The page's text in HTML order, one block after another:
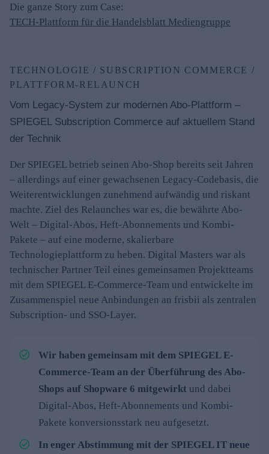
Die ganze Story zum Case:
TECH-Plattform für die Handelsblatt Mediengruppe
TECHNOLOGIE / SUBSCRIPTION COMMERCE /
PLATTFORM-RELAUNCH
Vom Legacy-System zur modernen Abo-Plattform –
SPIEGEL Subscription Commerce auf aktuellem Stand
der Technik
Der SPIEGEL betrieb seinen Abo-Shop bereits seit Jahren
– allerdings auf einer gewachsenen Legacy-Codebasis, die
Weiterentwicklungen zunehmend aufwändig und riskant
machte. Ziel des Relaunches war es, die bewährte Abo-
Welt – Digital-Abos, Heft-Abonnements und Kombi-
Pakete – auf eine moderne, skalierbare
Technologieplattform zu heben. Digital Masters war als
technischer Partner Teil eines gemeinsamen Projektteams
mit dem SPIEGEL E-Commerce-Team und entwickelte im
Zusammenspiel neue Anbindungen an frisbii als zentralen
Subscription- und SSO-Layer.
Wir haben gemeinsam mit dem SPIEGEL E-
Commerce-Team an der Überführung des Abo-
Shops auf Shopware 6 mitgewirkt und dabei
Digital-Abos, Heft-Abonnements und Kombi-
Pakete konversionsstark neu aufgesetzt.
In enger Abstimmung mit der SPIEGEL IT neue